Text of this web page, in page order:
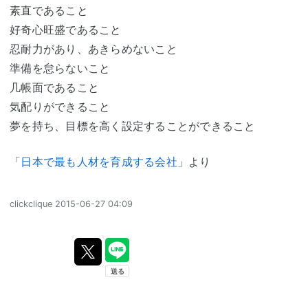
素直であること
好奇心旺盛であること
忍耐力があり、あきらめないこと
準備を怠らないこと
几帳面であること
気配りができること
夢を持ち、目標を高く設定することができること
「日本で最も人材を育成する会社 」より
clickclique 2015-06-27 04:09